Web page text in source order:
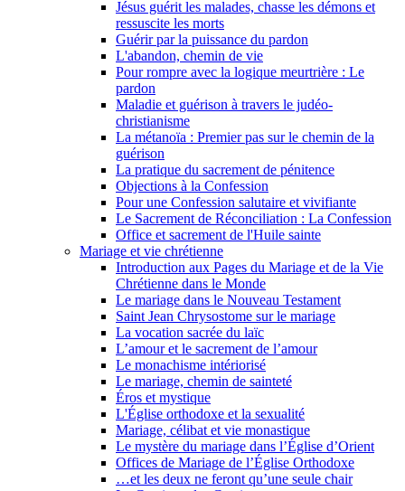
Jésus guérit les malades, chasse les démons et
ressuscite les morts
Guérir par la puissance du pardon
L'abandon, chemin de vie
Pour rompre avec la logique meurtrière : Le
pardon
Maladie et guérison à travers le judéo-
christianisme
La métanoïa : Premier pas sur le chemin de la
guérison
La pratique du sacrement de pénitence
Objections à la Confession
Pour une Confession salutaire et vivifiante
Le Sacrement de Réconciliation : La Confession
Office et sacrement de l'Huile sainte
Mariage et vie chrétienne
Introduction aux Pages du Mariage et de la Vie
Chrétienne dans le Monde
Le mariage dans le Nouveau Testament
Saint Jean Chrysostome sur le mariage
La vocation sacrée du laïc
L’amour et le sacrement de l’amour
Le monachisme intériorisé
Le mariage, chemin de sainteté
Éros et mystique
L'Église orthodoxe et la sexualité
Mariage, célibat et vie monastique
Le mystère du mariage dans l’Église d’Orient
Offices de Mariage de l’Église Orthodoxe
…et les deux ne feront qu’une seule chair